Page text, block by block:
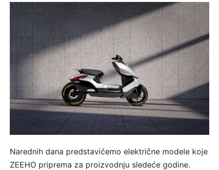
Narednih dana predstavićemo električne modele koje
ZEEHO priprema za proizvodnju sledeće godine.